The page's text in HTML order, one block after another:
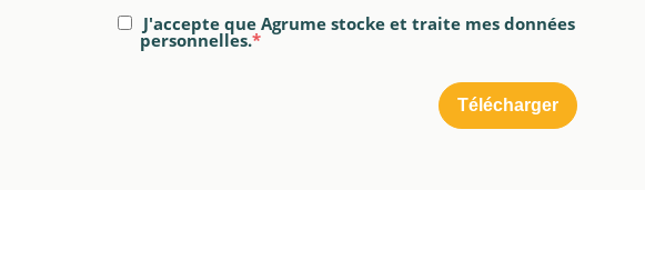
J'accepte que Agrume stocke et traite mes données
personnelles.*